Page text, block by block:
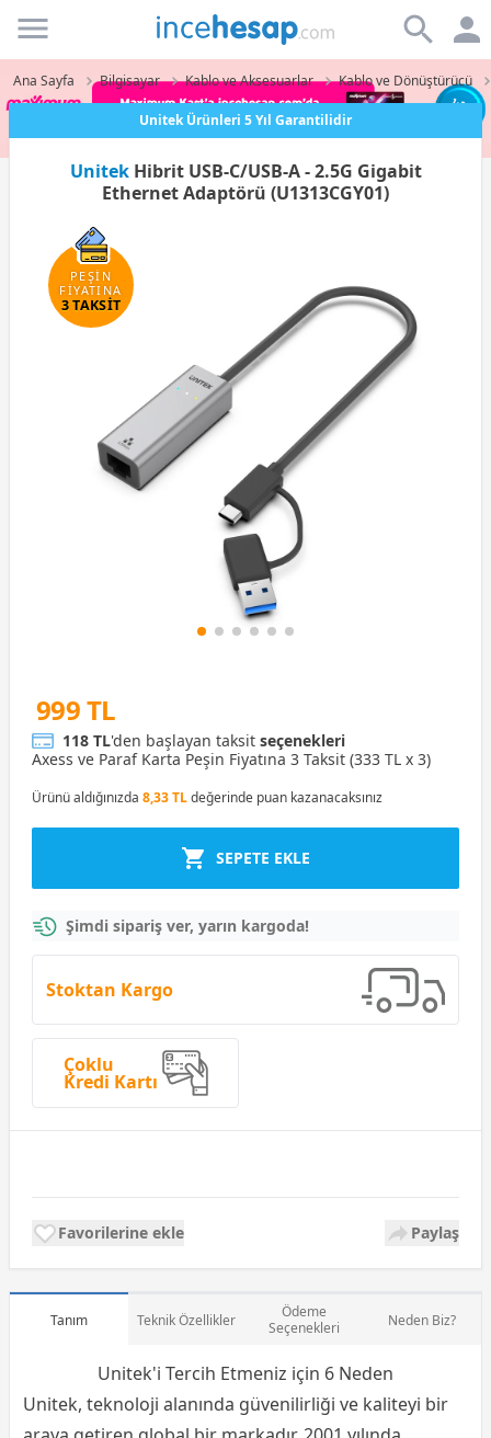
Incehesap
Ana Sayfa Bilgisayar Kablo ve Aksesuarlar Kablo ve Dönüştürücü
Unitek Ürünleri 5 Yıl Garantilidir
UnitekHibrit USB-C/USB-A - 2.5G Gigabit
Ethernet Adaptörü (U1313CGY01)
PEŞİN
FİYATINA
3 TAKSİT
999 TL
118 TL'den başlayan taksit seçenekleri
Axess ve Paraf Karta Peşin Fiyatına 3 Taksit (333 TL x 3)
Ürünü aldığınızda 8,33 TLdeğerinde puan kazanacaksınız
SEPETE EKLE
Şimdi sipariş ver, yarın kargoda!
Stoktan Kargo
Çoklu
Kredi Kartı
Favorilerine ekle Paylaş
Tanım Teknik Özellikler
Ödeme
Seçenekleri
Neden Biz?
Unitek'i Tercih Etmeniz için 6 Neden
Unitek, teknoloji alanında güvenilirliği ve kaliteyi bir